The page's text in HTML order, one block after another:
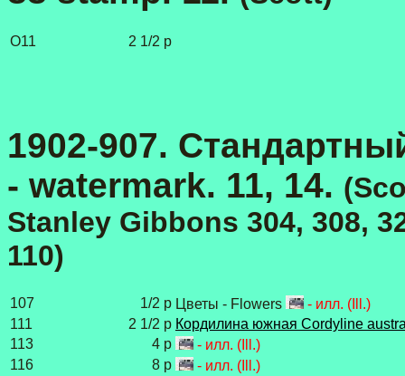
O11 2 1/2 p
1902-907.
- watermark. 11, 14. (
Stanley Gibbons 304, 308,
110)
107 1/2 p Цветы - Flowers
- илл. (Ill.)
111
2 1/2 p Кордилина южная Cordyline
113
4 p
- илл. (Ill.)
116
8 p
- илл. (Ill.)